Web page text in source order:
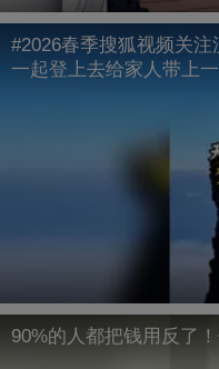
#2026春季搜狐视频关
一起登上去给家人带上
90%的人都把钱用反了